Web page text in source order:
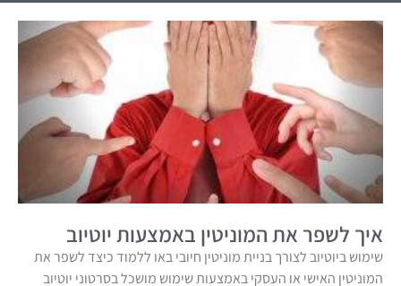
איך לשפר את המוניטין באמצעות יוטיוב
שימוש ביוטיוב לצורך בניית מוניטין חיובי באו ללמוד כיצד לשפר את
המוניטין האישי או העסקי באמצעות שימוש מושכל בסרטוני יוטיוב